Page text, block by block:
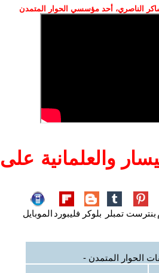
الناصري، أحد مؤسسي الحوار المتمدن
والعلمانية على
بنترست تمبلر بلوكر فليبورد الموبايل
الحوار المتمدن -